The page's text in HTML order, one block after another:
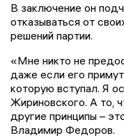
В заключение он
отказываться от
решений партии.
«Мне никто не
даже если его
которую вступал. Я
Жириновского. А то,
другие принципы –
Владимир Федоров.